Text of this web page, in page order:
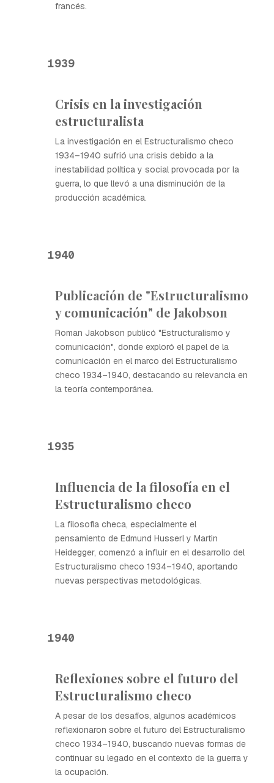
francés.
1939
Crisis en la investigación
estructuralista
La investigación en el Estructuralismo checo
1934–1940 sufrió una crisis debido a la
inestabilidad política y social provocada por la
guerra, lo que llevó a una disminución de la
producción académica.
1940
Publicación de "Estructuralismo
y comunicación" de Jakobson
Roman Jakobson publicó "Estructuralismo y
comunicación", donde exploró el papel de la
comunicación en el marco del Estructuralismo
checo 1934–1940, destacando su relevancia en
la teoría contemporánea.
1935
Influencia de la filosofía en el
Estructuralismo checo
La filosofía checa, especialmente el
pensamiento de Edmund Husserl y Martin
Heidegger, comenzó a influir en el desarrollo del
Estructuralismo checo 1934–1940, aportando
nuevas perspectivas metodológicas.
1940
Reflexiones sobre el futuro del
Estructuralismo checo
A pesar de los desafíos, algunos académicos
reflexionaron sobre el futuro del Estructuralismo
checo 1934–1940, buscando nuevas formas de
continuar su legado en el contexto de la guerra y
la ocupación.